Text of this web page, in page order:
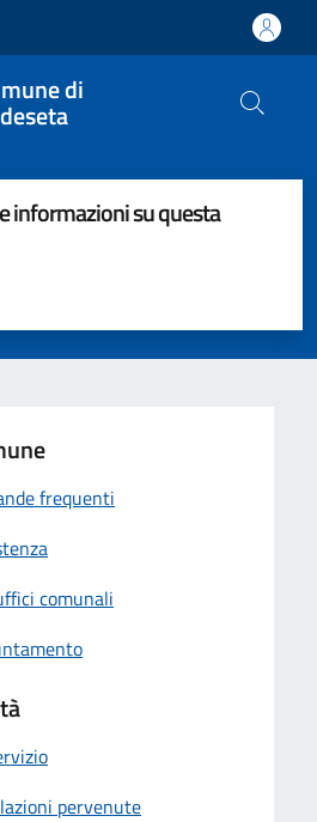
di
informazioni su questa
stelle su 5
su 5
5
frequenti
comunali
pervenute